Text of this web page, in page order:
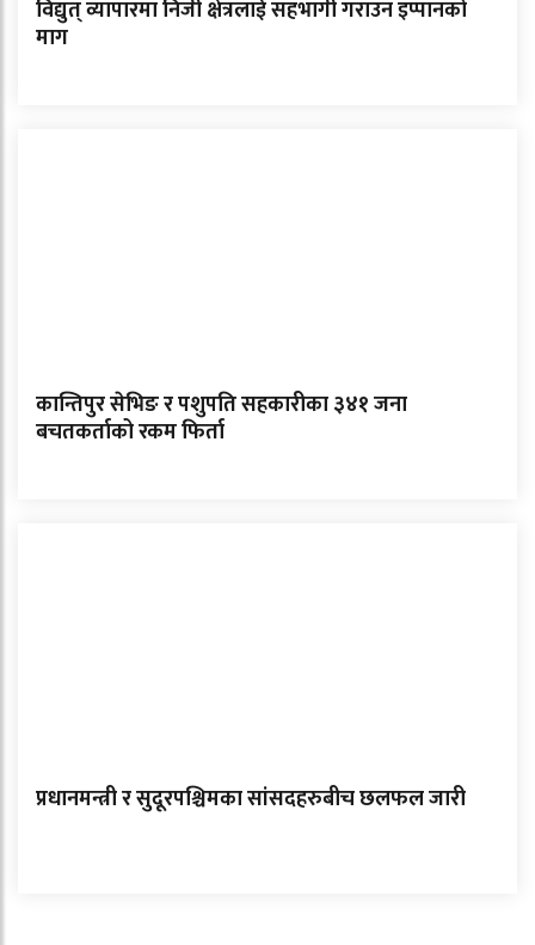
विद्युत् व्यापारमा निजी क्षेत्रलाई सहभागी गराउन इप्पानको
माग
कान्तिपुर सेभिङ र पशुपति सहकारीका ३४१ जना
बचतकर्ताको रकम फिर्ता
प्रधानमन्त्री र सुदूरपश्चिमका सांसदहरुबीच छलफल जारी